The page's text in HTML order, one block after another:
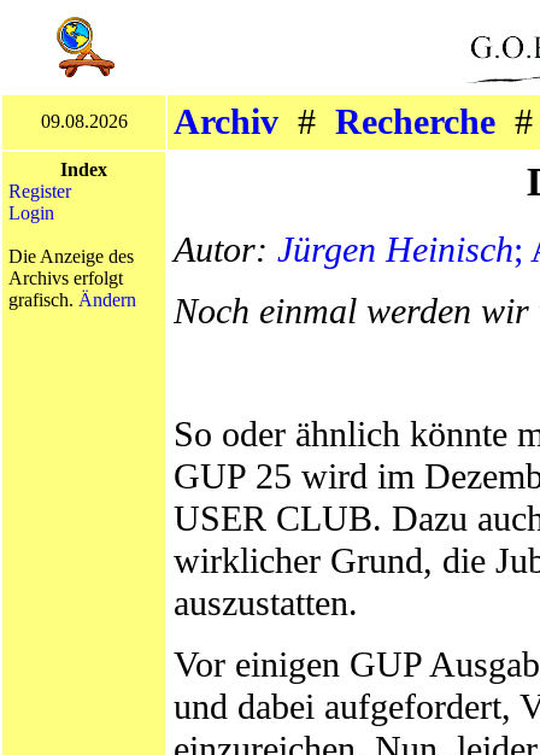
09.08.2026 Archiv # Recherche
Index
Register
Login
Die Anzeige des
Archivs erfolgt
grafisch. Ändern
Autor: Jürgen Heinisch;
Noch einmal werden
So oder ähnlich könnte
GUP 25 wird im
USER CLUB. Dazu
wirklicher Grund, die
auszustatten.
Vor einigen GUP
und dabei aufgefordert,